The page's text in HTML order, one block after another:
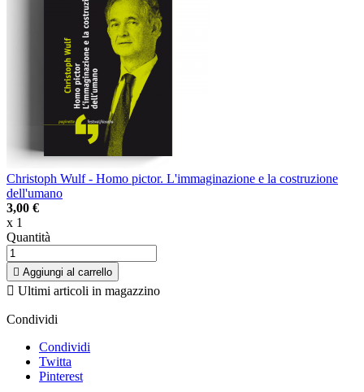
Christoph Wulf - Homo pictor. L'immaginazione e la costruzione
dell'umano
3,00 €
x 1
Quantità
 Aggiungi al carrello
 Ultimi articoli in magazzino
Condividi
Condividi
Twitta
Pinterest